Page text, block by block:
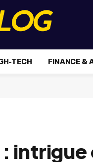
TECH FINANCE &